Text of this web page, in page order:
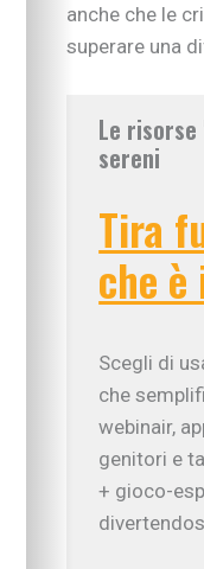
anche che le
superare una
Le
sereni
Tira
che
Scegli di
che
webinair,
genitori e
+ gioco-